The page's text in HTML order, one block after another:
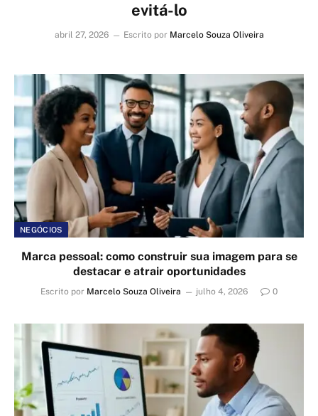
evitá-lo
abril 27, 2026 Escrito por Marcelo Souza Oliveira
NEGÓCIOS
Marca pessoal: como construir sua imagem para se
destacar e atrair oportunidades
Escrito por Marcelo Souza Oliveira julho 4, 2026 0